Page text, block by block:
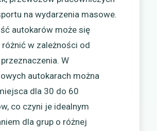
na wydarzenia masowe.
autokarów może się
różnić w zależności od
W
autokarach można
dla 30 do 60
co czyni je idealnym
dla grup o różnej